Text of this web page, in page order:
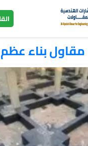
مقاول بناء